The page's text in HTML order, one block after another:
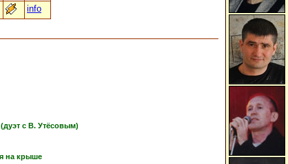
info
с В. Утёсовым)
на крыше